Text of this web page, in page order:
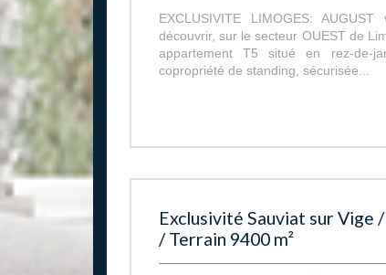
EXCLUSIVITE LIMOGES:
découvrir, sur le secteur OUEST de
appartement T5 situé en rez-de-
copropriété de standing, sécurisée...
Exclusivité Sauviat sur Vige
/ Terrain 9400 m²